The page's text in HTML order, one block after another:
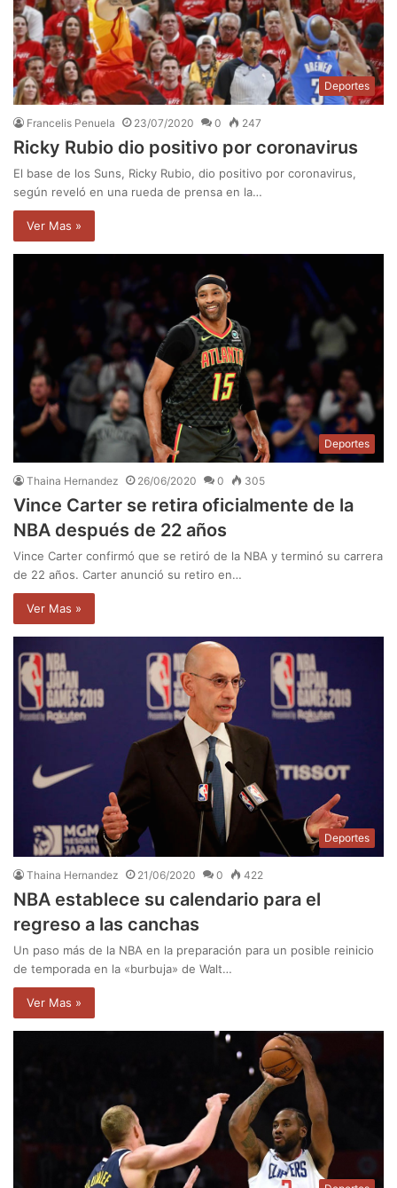
Deportes
Francelis Penuela 23/07/2020 0 247
Ricky Rubio dio positivo por coronavirus
El base de los Suns, Ricky Rubio, dio positivo por coronavirus,
según reveló en una rueda de prensa en la…
Ver Mas »
Deportes
Thaina Hernandez 26/06/2020 0 305
Vince Carter se retira oficialmente de la
NBA después de 22 años
Vince Carter confirmó que se retiró de la NBA y terminó su carrera
de 22 años. Carter anunció su retiro en…
Ver Mas »
Deportes
Thaina Hernandez 21/06/2020 0 422
NBA establece su calendario para el
regreso a las canchas
Un paso más de la NBA en la preparación para un posible reinicio
de temporada en la «burbuja» de Walt…
Ver Mas »